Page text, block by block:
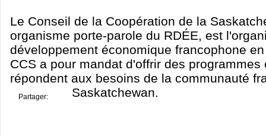
Le Conseil de la Coopération de la
organisme porte-parole du RDÉE, est
développement économique francophone
CCS a pour mandat d'offrir des programmes
répondent aux besoins de la communauté
Saskatchewan.
Partager: